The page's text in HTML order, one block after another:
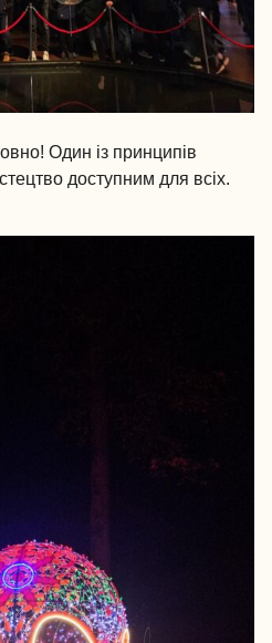
Один із принципів
доступним для всіх.